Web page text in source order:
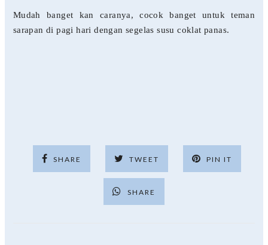
Mudah banget kan caranya, cocok banget untuk teman
sarapan di pagi hari dengan segelas susu coklat panas.
SHARE TWEET PIN IT
SHARE